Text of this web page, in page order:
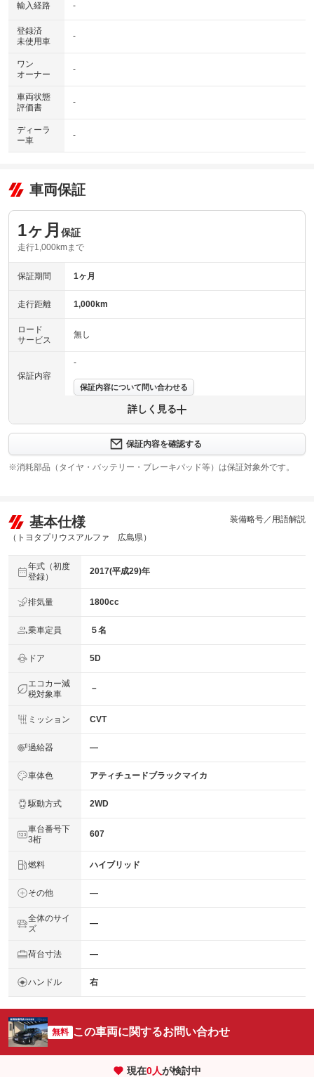
輸入経路 -
登録済
未使用車
-
ワン
オーナー
-
車両状態
評価書
-
ディーラ
ー車
-
車両保証
1ヶ月 保証
走行1,000kmまで
保証期間 1ヶ月
走行距離 1,000km
ロード
サービス
無し
保証内容
-
保証内容について問い合わせる
上限金額
保証修理
受付先
-
法定整備
※車検なし・車検整備付の場合は法定24ヶ月点検整備付
法定整備
詳しく見る
保証内容を確認する
※消耗部品（タイヤ・バッテリー・ブレーキパッド等）は保証対象外です。
基本仕様
（トヨタプリウスアルファ 広島県）
装備略号／用語解説
年式（初度
登録）
2017(平成29)年
排気量 1800cc
乗車定員 ５名
ドア 5D
エコカー減
税対象車
－
ミッション CVT
過給器 ―
車体色 アティチュードブラックマイカ
駆動方式 2WD
車台番号下
3桁
607
燃料 ハイブリッド
その他 ―
全体のサイ
ズ
―
荷台寸法 ―
ハンドル 右
無料 この車両に関するお問い合わせ
現在0人が検討中